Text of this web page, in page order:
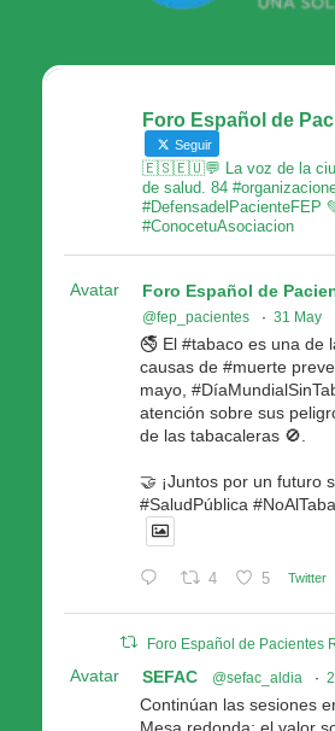
Foro Español de
Seguir
🇪🇸🇪🇺💬 La voz de la
de salud. 84
#DefensadelPacienteFEP
#ConocetuAsociacion
Avatar Foro Español de
@fep_pacientes · 31 May
🚭 El #tabaco es una de
causas de #muerte
mayo,
atención sobre sus
de las tabacaleras 🚫.
🤝 ¡Juntos por un futuro
#SaludPública
4 5 Twitter
Foro Español de Pacientes
Avatar SEFAC @sefac_aldia ·
Continúan las sesiones
Mesa redonda: el valor